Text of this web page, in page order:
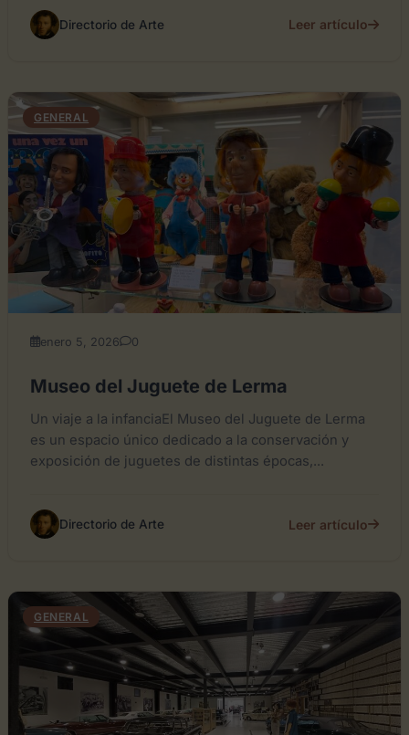
Directorio de Arte Leer artículo
GENERAL
enero 5, 2026 0
Museo del Juguete de Lerma
Un viaje a la infanciaEl Museo del Juguete de Lerma
es un espacio único dedicado a la conservación y
exposición de juguetes de distintas épocas,...
Directorio de Arte Leer artículo
GENERAL